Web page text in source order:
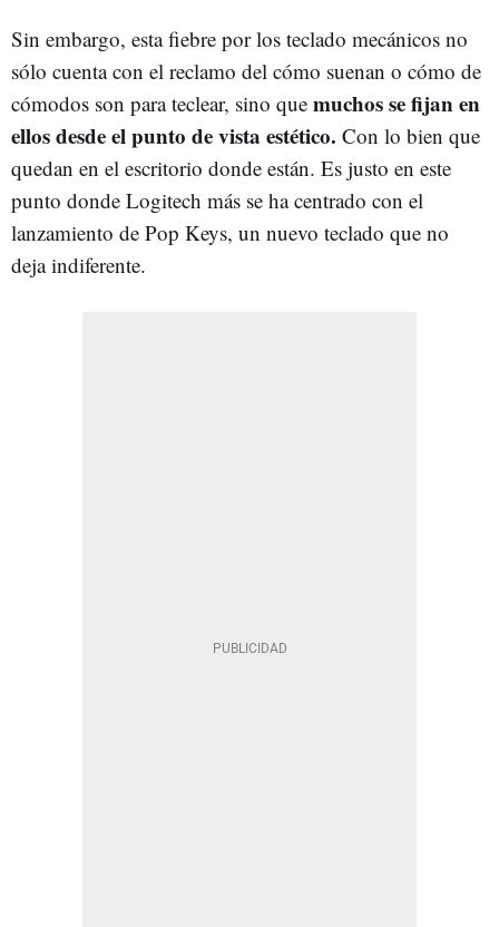
Sin embargo, esta fiebre por los teclado mecánicos no
sólo cuenta con el reclamo del cómo suenan o cómo de
cómodos son para teclear, sino que muchos se fijan en
ellos desde el punto de vista estético. Con lo bien que
quedan en el escritorio donde están. Es justo en este
punto donde Logitech más se ha centrado con el
lanzamiento de Pop Keys, un nuevo teclado que no
deja indiferente.